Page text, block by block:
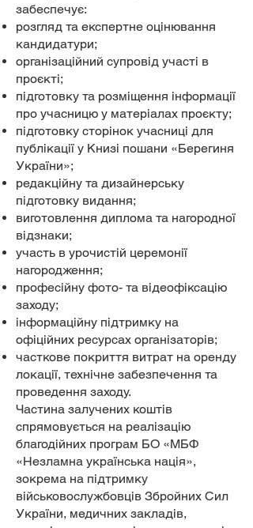
забеспечує:
розгляд та експертне оцінювання
кандидатури;
організаційний супровід участі в
проєкті;
підготовку та розміщення інформації
про учасницю у матеріалах проєкту;
підготовку сторінок учасниці для
публікації у Книзі пошани «Берегиня
України»;
редакційну та дизайнерську
підготовку видання;
виготовлення диплома та нагородної
відзнаки;
участь в урочистій церемонії
нагородження;
професійну фото- та відеофіксацію
заходу;
інформаційну підтримку на
офіційних ресурсах організаторів;
часткове покриття витрат на оренду
локації, технічне забезпечення та
проведення заходу.
Частина залучених коштів
спрямовується на реалізацію
благодійних програм БО «МБФ
«Незламна українська нація»,
зокрема на підтримку
військовослужбовців Збройних Сил
України, медичних закладів,